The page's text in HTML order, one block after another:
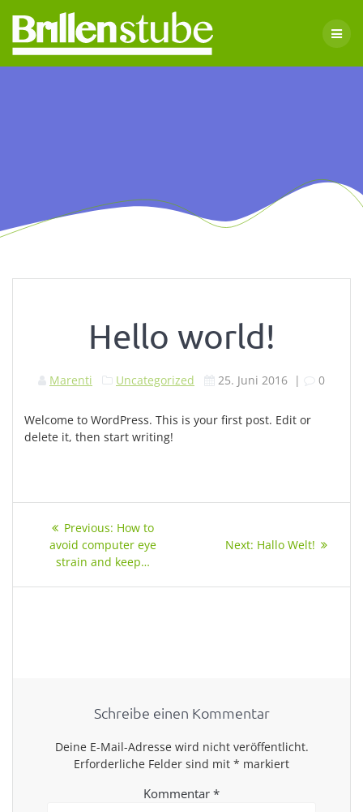
to
content
Hello world!
Marenti Uncategorized 25. Juni 2016 | 0
Welcome to WordPress. This is your first post. Edit or
delete it, then start writing!
Previous: Previous
post:
How to
avoid computer eye
strain and keep…
Next: Next
Hallo Welt!
Schreibe einen Kommentar
Deine E-Mail-Adresse wird nicht veröffentlicht.
Erforderliche Felder sind mit * markiert
Kommentar *